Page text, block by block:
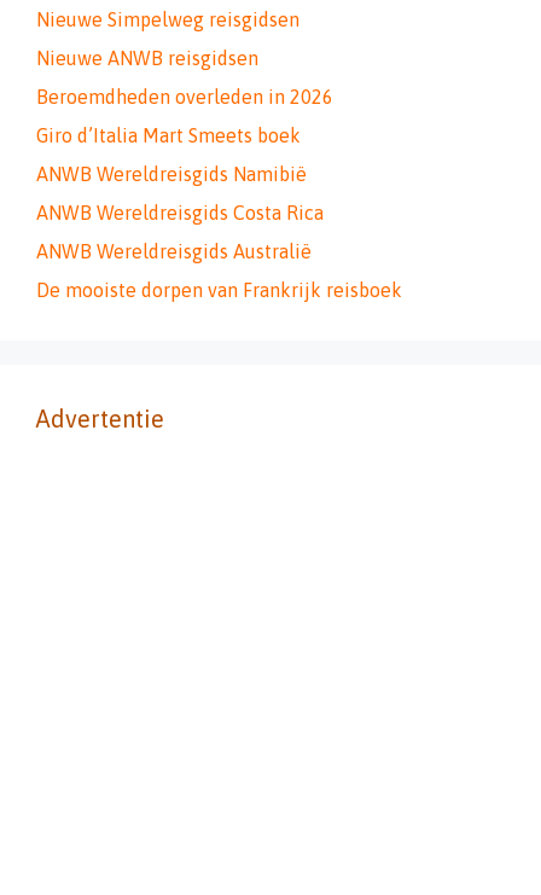
Nieuwe Simpelweg reisgidsen
Nieuwe ANWB reisgidsen
Beroemdheden overleden in 2026
Giro d’Italia Mart Smeets boek
ANWB Wereldreisgids Namibië
ANWB Wereldreisgids Costa Rica
ANWB Wereldreisgids Australië
De mooiste dorpen van Frankrijk reisboek
Advertentie